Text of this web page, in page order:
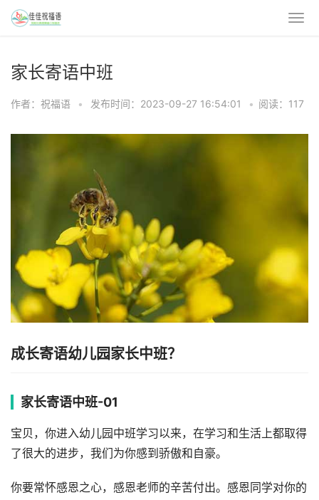
家长寄语中班
作者：祝福语 • 发布时间：2023-09-27 16:54:01 • 阅读：117
成长寄语幼儿园家长中班？
家长寄语中班-01
宝贝，你进入幼儿园中班学习以来，在学习和生活上都取得
了很大的进步，我们为你感到骄傲和自豪。
你要常怀感恩之心，感恩老师的辛苦付出。感恩同学对你的